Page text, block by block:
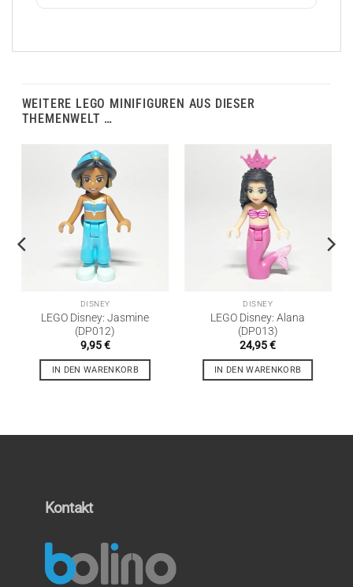
WEITERE LEGO MINIFIGUREN AUS DIESER
THEMENWELT …
DISNEY
LEGO Disney: Jasmine
(DP012)
9,95€
IN DEN WARENKORB
DISNEY
LEGO Disney: Alana
(DP013)
24,95€
IN DEN WARENKORB
Kontakt